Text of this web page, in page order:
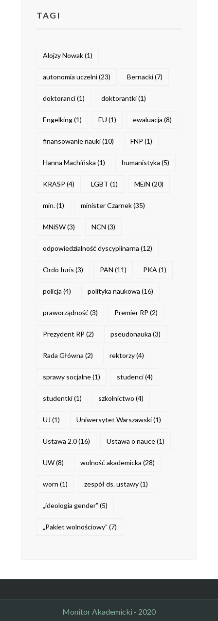
TAGI
Alojzy Nowak(1)
autonomia uczelni(23) Bernacki(7)
doktoranci(1) doktorantki(1)
Engelking(1) EU (1) ewaluacja (8)
finansowanie nauki(10) FNP (1)
Hanna Machińska (1) humanistyka (5)
KRASP (4) LGBT (1) MEiN (20)
min.(1) minister Czarnek(35)
MNiSW(3) NCN (3)
odpowiedzialność dyscyplinarna (12)
Ordo Iuris (3) PAN (11) PKA (1)
policja (4) polityka naukowa (16)
praworządność (3) Premier RP (2)
Prezydent RP (2) pseudonauka (3)
Rada Główna (2) rektorzy(4)
sprawy socjalne(1) studenci(4)
studentki(1) szkolnictwo (4)
UJ (1) Uniwersytet Warszawski(1)
Ustawa 2.0(16) Ustawa o nauce(1)
UW(8) wolność akademicka (28)
worn (1) zespół ds. ustawy(1)
„ideologia gender” (5)
„Pakiet wolnościowy” (7)
Monitor Akademicki - 2020